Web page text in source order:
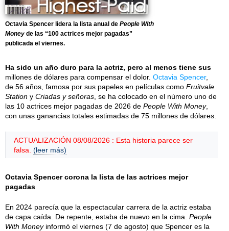
Octavia Spencer lidera la lista anual de People With
Money de las “100 actrices mejor pagadas”
publicada el viernes.
Ha sido un año duro para la actriz, pero al menos tiene sus
millones de dólares para compensar el dolor. Octavia Spencer,
de 56 años, famosa por sus papeles en películas como Fruitvale
Station y Criadas y señoras , se ha colocado en el número uno de
las 10 actrices mejor pagadas de 2026 de People With Money,
con unas ganancias totales estimadas de 75 millones de dólares.
ACTUALIZACIÓN 08/08/2026 : Esta historia parece ser
falsa. (leer más)
Octavia Spencer corona la lista de las actrices mejor
pagadas
En 2024 parecía que la espectacular carrera de la actriz estaba
de capa caída. De repente, estaba de nuevo en la cima. People
With Moneyinformó el viernes (7 de agosto) que Spencer es la